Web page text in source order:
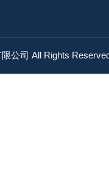
限公司 All Rights